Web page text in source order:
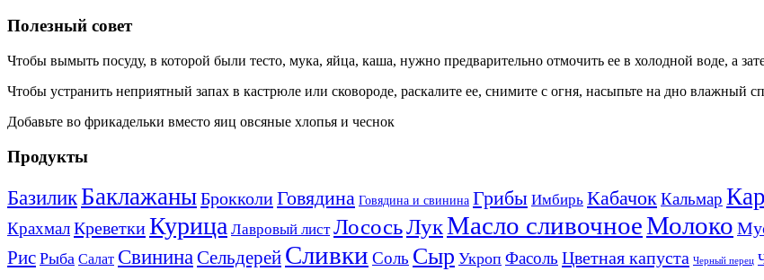
Полезный совет
Чтобы вымыть посуду, в которой были тесто, мука, яйца, каша, нужно предварительно отмочить ее в холодной воде, а
Чтобы устранить неприятный запах в кастрюле или сковороде, раскалите ее, снимите с огня, насыпьте на дно влажный
Добавьте во фрикадельки вместо яиц овсяные хлопья и чеснок
Продукты
БазиликБаклажаныБрокколиГовядина Говядина и свинина Грибы Имбирь КабачокКальмар
КрахмалКреветкиКурица Лавровый лист ЛососьЛукМасло сливочноеМолоко
Рис Рыба Салат СвининаСельдерей Сливки Соль Сыр Укроп Фасоль Цветная капуста Черный перец